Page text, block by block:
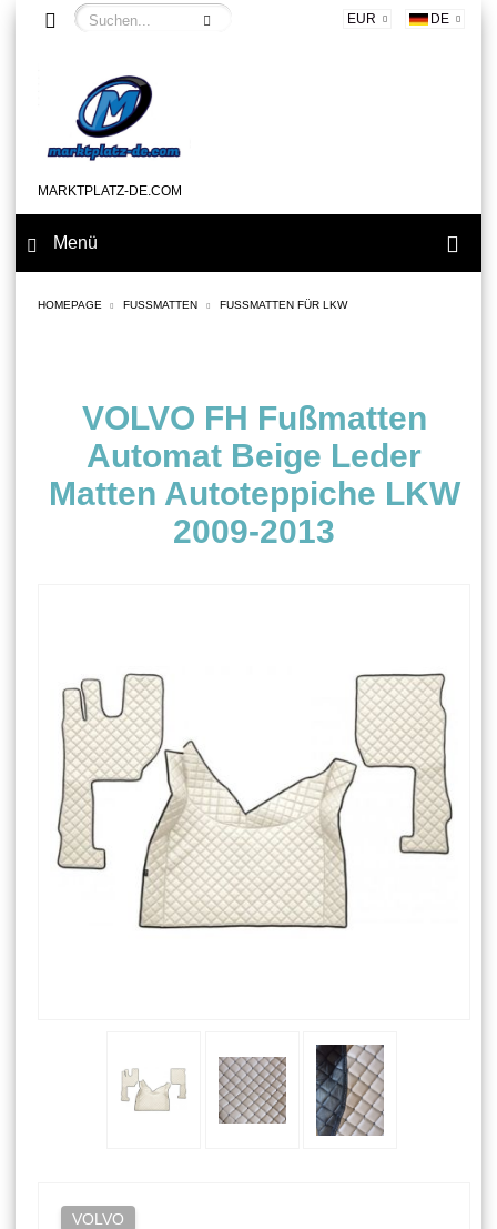
EUR DE
MARKTPLATZ-DE.COM
Menü
HOMEPAGE FUSSMATTEN FUSSMATTEN FÜR LKW
VOLVO FH Fußmatten
Automat Beige Leder
Matten Autoteppiche LKW
2009-2013
VOLVO